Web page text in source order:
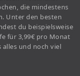
die mindestens
Unter den besten
du beispielsweise
für 3,99€ pro Monat
alles und noch viel